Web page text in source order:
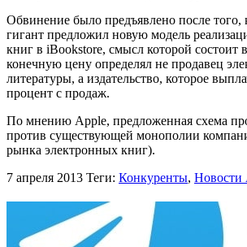
Обвинение было предъявлено после
гигант предложил новую модель
книг в iBookstore, смысл которой состоит
конечную цену определял не продавец
литературы, а издательство, которое
процент с продаж.
По мнению Apple, предложенная схема
против существующей монополии
рынка электронных книг).
7 апреля 2013 Теги: Конкуренты, Новости